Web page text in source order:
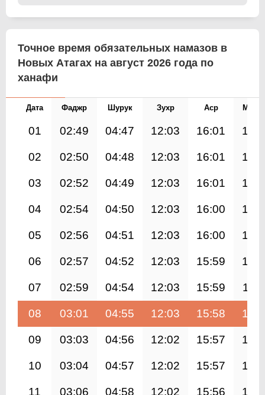
Точное время обязательных намазов в
Новых Атагах на август 2026 года по
ханафи
Дата Фаджр Шурук Зухр Аср
01 02:49 04:47 12:03 16:01
02 02:50 04:48 12:03 16:01
03 02:52 04:49 12:03 16:01
04 02:54 04:50 12:03 16:00
05 02:56 04:51 12:03 16:00
06 02:57 04:52 12:03 15:59
07 02:59 04:54 12:03 15:59
08 03:01 04:55 12:03 15:58
09 03:03 04:56 12:02 15:57
10 03:04 04:57 12:02 15:57
11 03:06 04:58 12:02 15:56